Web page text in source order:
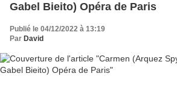
Gabel Bieito) Opéra de Paris
Publié le 04/12/2022 à 13:19
Par David